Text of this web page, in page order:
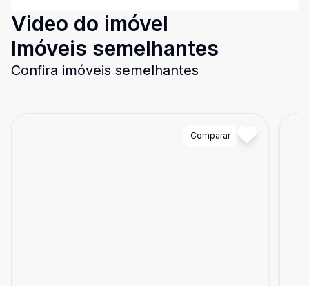
Video do imóvel
Imóveis semelhantes
Confira imóveis semelhantes
Comparar